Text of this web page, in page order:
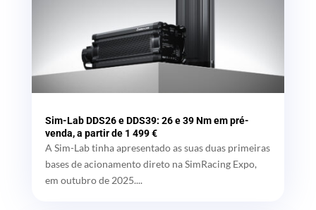
Sim-Lab DDS26 e DDS39: 26 e 39 Nm em pré-
venda, a partir de 1 499 €
A Sim-Lab tinha apresentado as suas duas primeiras
bases de acionamento direto na SimRacing Expo,
em outubro de 2025....